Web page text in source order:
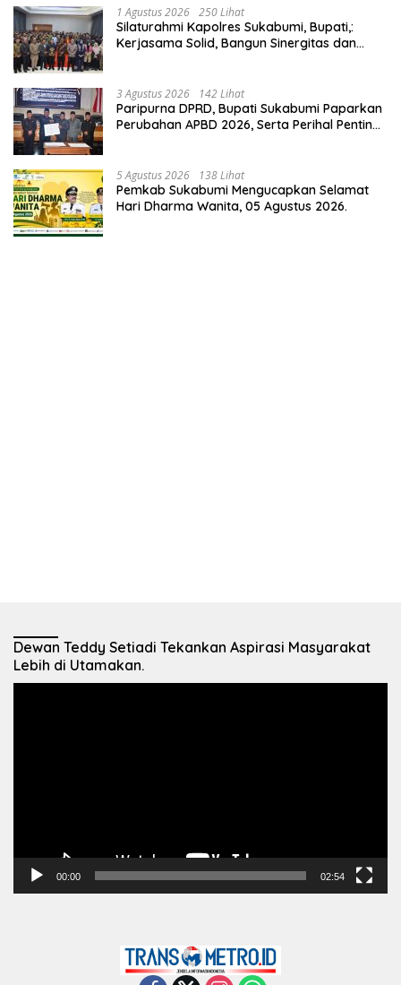
1 Agustus 2026 250 Lihat
Silaturahmi Kapolres Sukabumi, Bupati,:
Kerjasama Solid, Bangun Sinergitas dan
3 Agustus 2026 142 Lihat
Paripurna DPRD, Bupati Sukabumi Paparkan
Perubahan APBD 2026, Serta Perihal Penting
5 Agustus 2026 138 Lihat
Pemkab Sukabumi Mengucapkan Selamat
Hari Dharma Wanita, 05 Agustus 2026.
Dewan Teddy Setiadi Tekankan Aspirasi Masyarakat
Lebih di Utamakan.
00:00 02:54